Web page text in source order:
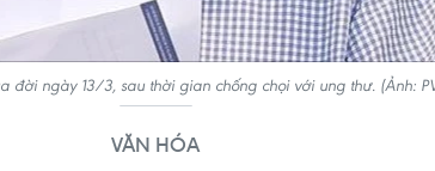
đời ngày 13/3, sau thời gian chống chọi với ung thư. (Ảnh:
VĂN HÓA